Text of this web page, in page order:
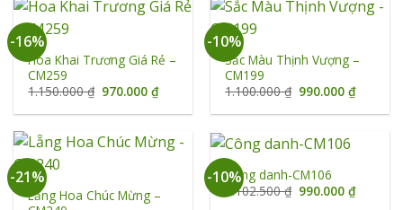
-16%
Hoa Khai Trương Giá Rẻ –
CM259
1.150.000₫ Giá
gốc
là:
970.000₫Giá
tại
970.000 ₫.
-10%
Sắc Màu Thịnh Vượng –
CM199
1.100.000₫ Giá
gốc
là:
990.000₫Giá
tại
-21%
Lẵng Hoa Chúc Mừng –
-10%Công danh-CM106
1.102.500₫ Giá
gốc
990.000₫Giá